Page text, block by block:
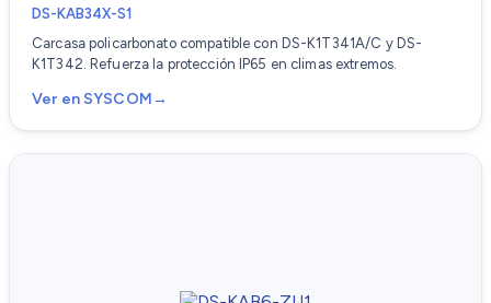
DS-KAB34X-S1
Carcasa policarbonato compatible con DS-K1T341A/C y DS-
K1T342. Refuerza la protección IP65 en climas extremos.
Ver en SYSCOM